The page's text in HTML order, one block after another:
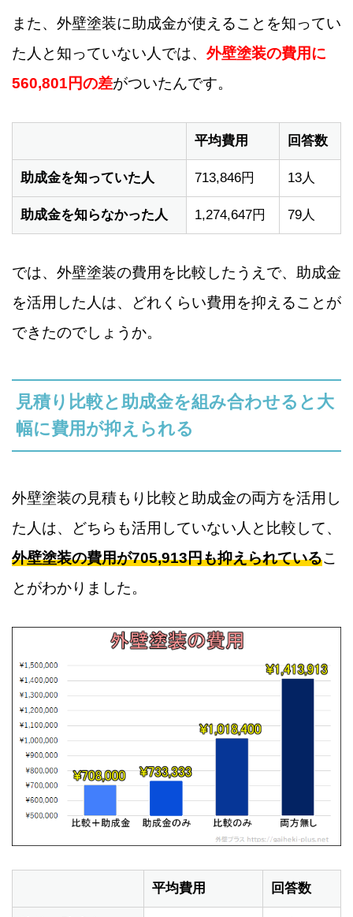
また、外壁塗装に助成金が使えることを知ってい
た人と知っていない人では、 外壁塗装の費用に
560,801円の差がついたんです。
平均費用 回答数
助成金を知っていた人 713,846円 13人
助成金を知らなかった人 1,274,647円 79人
では、外壁塗装の費用を比較したうえで、助成金
を活用した人は、どれくらい費用を抑えることが
できたのでしょうか。
見積り比較と助成金を組み合わせると大
幅に費用が抑えられる
外壁塗装の見積もり比較と助成金の両方を活用し
た人は、どちらも活用していない人と比較して、
外壁塗装の費用が705,913円も抑えられているこ
とがわかりました。
平均費用 回答数